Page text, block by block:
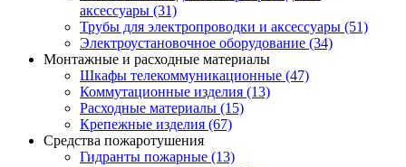
аксессуары (31)
Трубы для электропроводки и аксессуары (51)
Электроустановочное оборудование (34)
Монтажные и расходные материалы
Шкафы телекоммуникационные (47)
Коммутационные изделия (13)
Расходные материалы (15)
Крепежные изделия (67)
Средства пожаротушения
Гидранты пожарные (13)